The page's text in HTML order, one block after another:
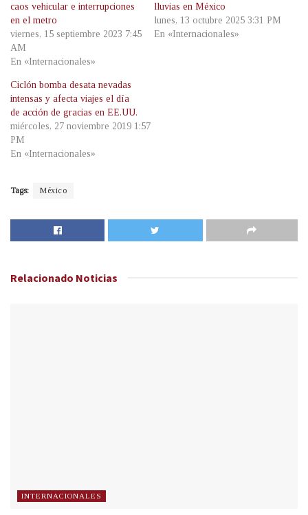
caos vehicular e interrupciones
en el metro
viernes, 15 septiembre 2023 7:45
AM
En «Internacionales»
lluvias en México
lunes, 13 octubre 2025 3:31 PM
En «Internacionales»
Ciclón bomba desata nevadas
intensas y afecta viajes el día
de acción de gracias en EE.UU.
miércoles, 27 noviembre 2019 1:57
PM
En «Internacionales»
Tags: México
Relacionado Noticias
INTERNACIONALES